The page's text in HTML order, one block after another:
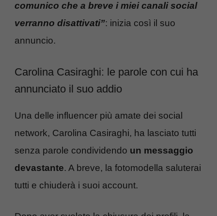
comunico che a breve i miei canali social
verranno disattivati”: inizia così il suo
annuncio.
Carolina Casiraghi: le parole con cui ha
annunciato il suo addio
Una delle influencer più amate dei social
network, Carolina Casiraghi, ha lasciato tutti
senza parole condividendo un messaggio
devastante. A breve, la fotomodella saluterai
tutti e chiuderà i suoi account.